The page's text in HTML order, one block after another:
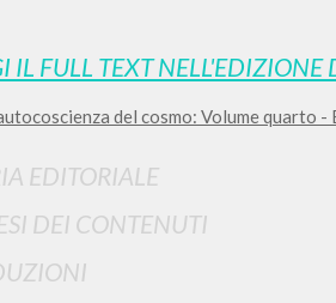
IL FULL TEXT NELL'EDIZIONE
del cosmo: Volume quarto
EDITORIALE
DEI CONTENUTI
0DOCUMENTI